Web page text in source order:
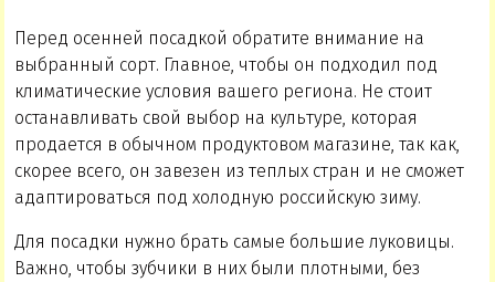
Перед осенней посадкой обратите внимание на
выбранный сорт. Главное, чтобы он подходил под
климатические условия вашего региона. Не стоит
останавливать свой выбор на культуре, которая
продается в обычном продуктовом магазине, так как,
скорее всего, он завезен из теплых стран и не сможет
адаптироваться под холодную российскую зиму.
Для посадки нужно брать самые большие луковицы.
Важно, чтобы зубчики в них были плотными, без